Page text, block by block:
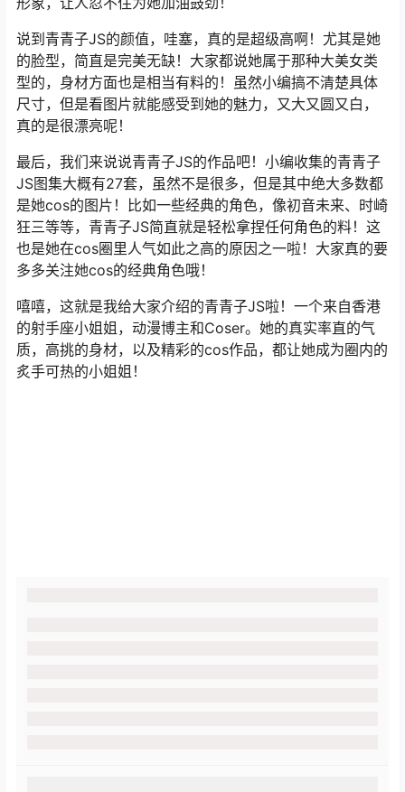
说到青青子JS的颜值，哇塞，真的是超级高啊！尤其是她
的脸型，简直是完美无缺！大家都说她属于那种大美女类
型的，身材方面也是相当有料的！虽然小编搞不清楚具体
尺寸，但是看图片就能感受到她的魅力，又大又圆又白，
真的是很漂亮呢！
最后，我们来说说青青子JS的作品吧！小编收集的青青子
JS图集大概有27套，虽然不是很多，但是其中绝大多数都
是她cos的图片！比如一些经典的角色，像初音未来、时崎
狂三等等，青青子JS简直就是轻松拿捏任何角色的料！这
也是她在cos圈里人气如此之高的原因之一啦！大家真的要
多多关注她cos的经典角色哦！
嘻嘻，这就是我给大家介绍的青青子JS啦！一个来自香港
的射手座小姐姐，动漫博主和Coser。她的真实率直的气
质，高挑的身材，以及精彩的cos作品，都让她成为圈内的
炙手可热的小姐姐！